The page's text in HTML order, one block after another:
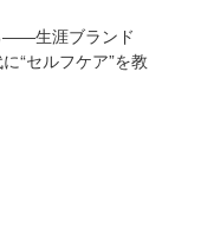
――生涯ブランド
“セルフケア”を教